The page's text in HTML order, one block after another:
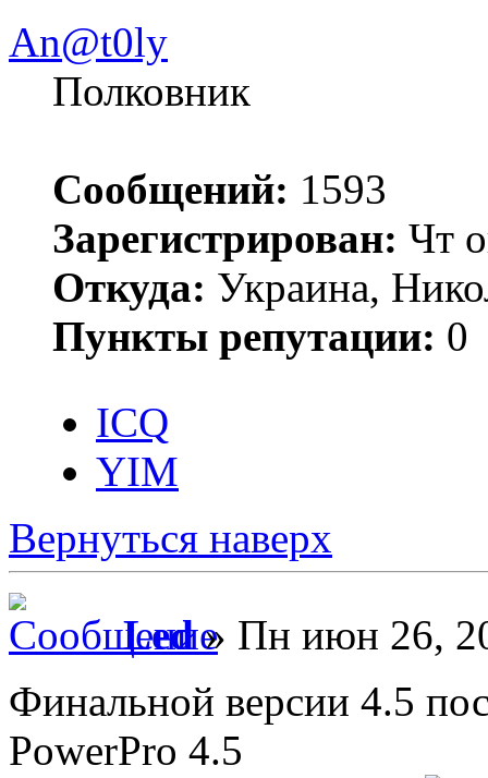
An@t0ly
Полковник
Сообщений: 1593
Зарегистрирован: Чт
Откуда: Украина,
Пункты репутации: 0
ICQ
YIM
Вернуться наверх
Led» Пн июн 26,
Финальной версии 4.5
PowerPro 4.5